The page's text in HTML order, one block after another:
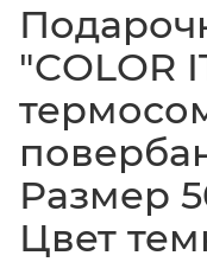
"COLOR
Размер
Цвет